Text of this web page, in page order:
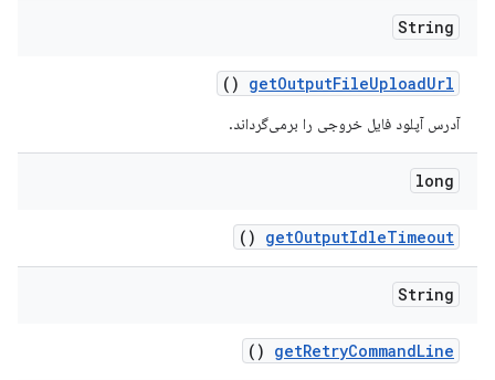
String
getOutputFileUploadUrl
()
آدرس آپلود فایل خروجی را برمی‌گرداند.
long
getOutputIdleTimeout
()
String
getRetryCommandLine
()